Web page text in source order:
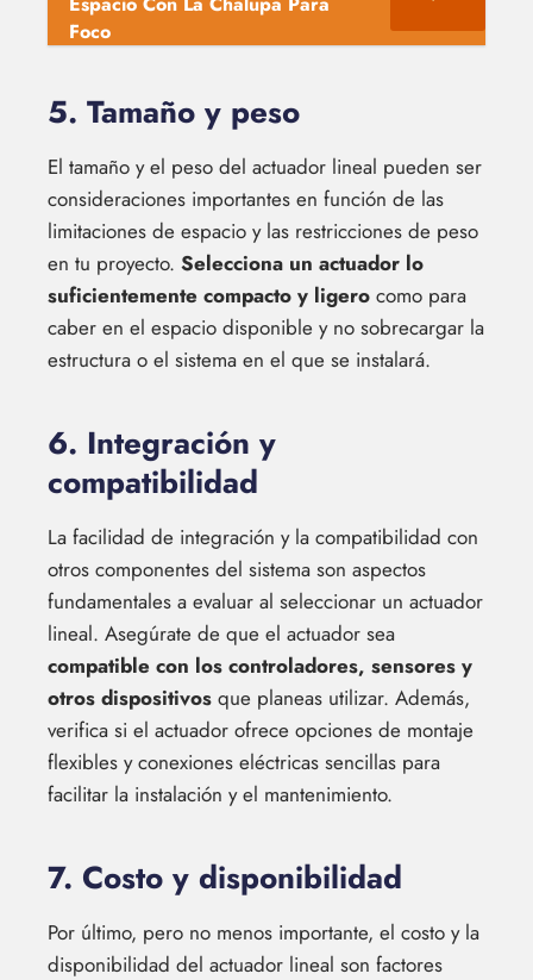
Foco
5. Tamaño y peso
El tamaño y el peso del actuador lineal pueden ser
consideraciones importantes en función de las
limitaciones de espacio y las restricciones de peso
en tu proyecto. Selecciona un actuador lo
suficientemente compacto y ligero como para
caber en el espacio disponible y no sobrecargar la
estructura o el sistema en el que se instalará.
6. Integración y
compatibilidad
La facilidad de integración y la compatibilidad con
otros componentes del sistema son aspectos
fundamentales a evaluar al seleccionar un actuador
lineal. Asegúrate de que el actuador sea
compatible con los controladores, sensores y
otros dispositivos que planeas utilizar. Además,
verifica si el actuador ofrece opciones de montaje
flexibles y conexiones eléctricas sencillas para
facilitar la instalación y el mantenimiento.
7. Costo y disponibilidad
Por último, pero no menos importante, el costo y la
disponibilidad del actuador lineal son factores